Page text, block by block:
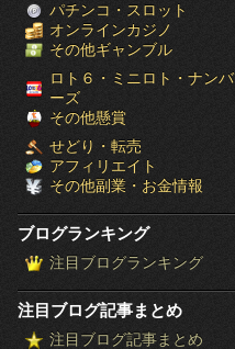
パチンコ・スロット
オンラインカジノ
その他ギャンブル
ロト６・ミニロト・ナンバ
ーズ
その他懸賞
せどり・転売
アフィリエイト
その他副業・お金情報
ブログランキング
注目ブログランキング
注目ブログ記事まとめ
注目ブログ記事まとめ